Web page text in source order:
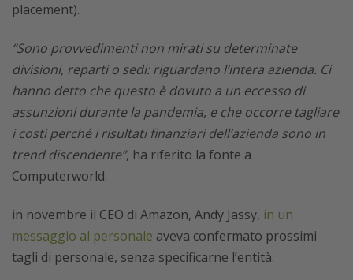
placement).
“Sono provvedimenti non mirati su determinate
divisioni, reparti o sedi: riguardano l’intera azienda. Ci
hanno detto che questo è dovuto a un eccesso di
assunzioni durante la pandemia, e che occorre tagliare
i costi perché i risultati finanziari dell’azienda sono in
trend discendente”, ha riferito la fonte a
Computerworld.
in novembre il CEO di Amazon, Andy Jassy, in un
messaggio al personale aveva confermato prossimi
tagli di personale, senza specificarne l’entità.